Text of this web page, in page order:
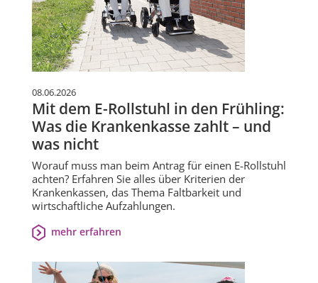
08.06.2026
Mit dem E-Rollstuhl in den Frühling:
Was die Krankenkasse zahlt – und
was nicht
Worauf muss man beim Antrag für einen E-Rollstuhl
achten? Erfahren Sie alles über Kriterien der
Krankenkassen, das Thema Faltbarkeit und
wirtschaftliche Aufzahlungen.
mehr erfahren